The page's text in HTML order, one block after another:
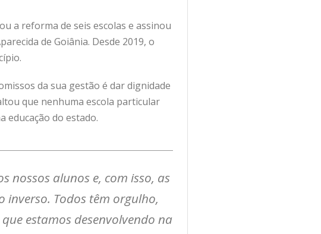
a reforma de seis escolas e assinou
de Goiânia. Desde 2019, o
da sua gestão é dar dignidade
que nenhuma escola particular
educação do estado.
nossos alunos e, com isso, as
inverso. Todos têm orgulho,
estamos desenvolvendo na